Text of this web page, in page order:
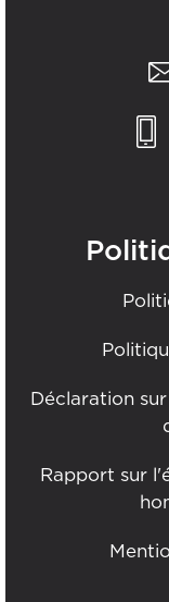
Déclaration
Rapport sur